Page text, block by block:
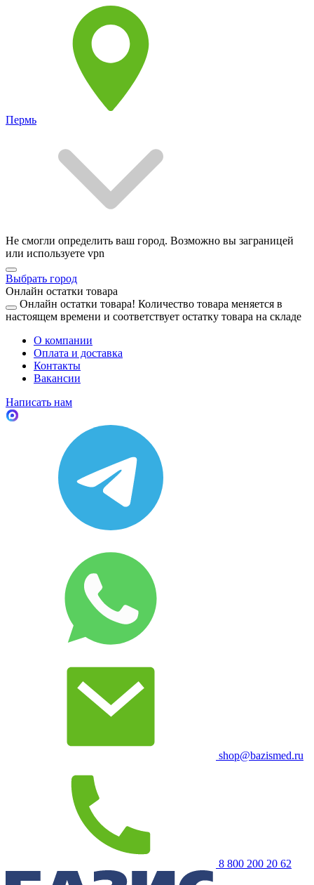
Пермь
Не смогли определить ваш город. Возможно вы заграницей
или используете vpn
Выбрать город
Онлайн остатки товара
Онлайн остатки товара! Количество товара меняется в
настоящем времени и соответствует остатку товара на складе
О компании
Оплата и доставка
Контакты
Вакансии
Написать нам
shop@bazismed.ru
8 800 200 20 62